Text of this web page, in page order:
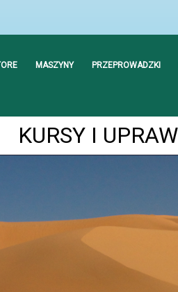
MASZYNY PRZEPROWADZKI
KURSY I